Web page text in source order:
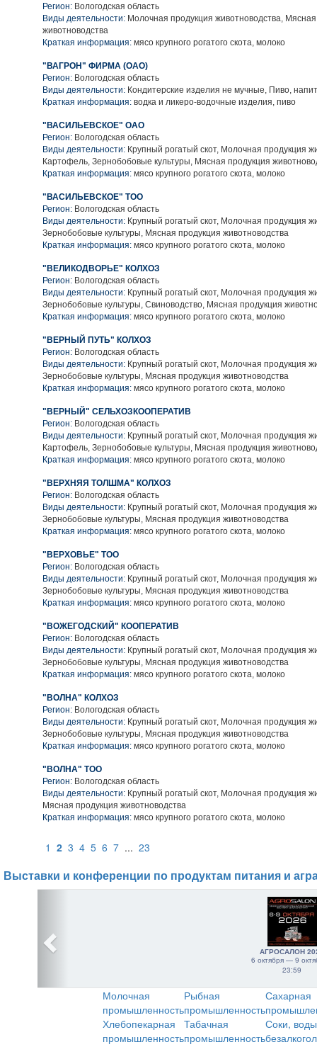
Регион: Вологодская область
Виды деятельности: Молочная продукция животноводства,
животноводства
Краткая информация: мясо крупного рогатого скота, молоко
"ВАГРОН" ФИРМА (ОАО)
Регион: Вологодская область
Виды деятельности: Кондитерские изделия не мучные, Пиво,
Краткая информация: водка и ликеро-водочные изделия, пиво
"ВАСИЛЬЕВСКОЕ" ОАО
Регион: Вологодская область
Виды деятельности: Крупный рогатый скот, Молочная продукция
Картофель, Зернобобовые культуры, Мясная продукция
Краткая информация: мясо крупного рогатого скота, молоко
"ВАСИЛЬЕВСКОЕ" ТОО
Регион: Вологодская область
Виды деятельности: Крупный рогатый скот, Молочная продукция
Зернобобовые культуры, Мясная продукция животноводства
Краткая информация: мясо крупного рогатого скота, молоко
"ВЕЛИКОДВОРЬЕ" КОЛХОЗ
Регион: Вологодская область
Виды деятельности: Крупный рогатый скот, Молочная продукция
Зернобобовые культуры, Свиноводство, Мясная продукция
Краткая информация: мясо крупного рогатого скота, молоко
"ВЕРНЫЙ ПУТЬ" КОЛХОЗ
Регион: Вологодская область
Виды деятельности: Крупный рогатый скот, Молочная продукция
Зернобобовые культуры, Мясная продукция животноводства
Краткая информация: мясо крупного рогатого скота, молоко
"ВЕРНЫЙ" СЕЛЬХОЗКООПЕРАТИВ
Регион: Вологодская область
Виды деятельности: Крупный рогатый скот, Молочная продукция
Картофель, Зернобобовые культуры, Мясная продукция
Краткая информация: мясо крупного рогатого скота, молоко
"ВЕРХНЯЯ ТОЛШМА" КОЛХОЗ
Регион: Вологодская область
Виды деятельности: Крупный рогатый скот, Молочная продукция
Зернобобовые культуры, Мясная продукция животноводства
Краткая информация: мясо крупного рогатого скота, молоко
"ВЕРХОВЬЕ" ТОО
Регион: Вологодская область
Виды деятельности: Крупный рогатый скот, Молочная продукция
Зернобобовые культуры, Мясная продукция животноводства
Краткая информация: мясо крупного рогатого скота, молоко
"ВОЖЕГОДСКИЙ" КООПЕРАТИВ
Регион: Вологодская область
Виды деятельности: Крупный рогатый скот, Молочная продукция
Зернобобовые культуры, Мясная продукция животноводства
Краткая информация: мясо крупного рогатого скота, молоко
"ВОЛНА" КОЛХОЗ
Регион: Вологодская область
Виды деятельности: Крупный рогатый скот, Молочная продукция
Зернобобовые культуры, Мясная продукция животноводства
Краткая информация: мясо крупного рогатого скота, молоко
"ВОЛНА" ТОО
Регион: Вологодская область
Виды деятельности: Крупный рогатый скот, Молочная продукция
Мясная продукция животноводства
Краткая информация: мясо крупного рогатого скота, молоко
1 2 3 4 5 6 7 ... 23
Выставки и конференции по продуктам питания и
АГРОСАЛОН
6 октября — 9
23:59
Молочная
промышленность
Рыбная
промышленность
Сахарная
Хлебопекарная
промышленность
Табачная
промышленность
Соки,